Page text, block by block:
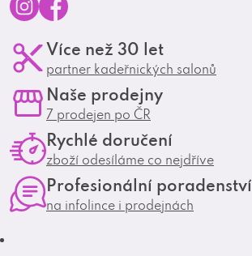
n
s
g
a
m
a
e
o
o
k
Více než 30 let
partner kadeřnických salonů
Naše prodejny
7 prodejen po ČR
Rychlé doručení
zboží odesíláme co nejdříve
Profesionální poradenství
na infolince i prodejnách